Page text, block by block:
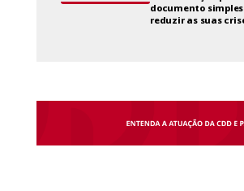
documento
reduzir as suas